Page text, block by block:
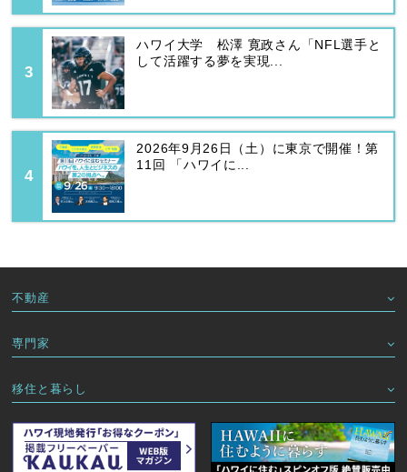
ハワイ大学 松澤 寛政さん「NFL選手と
して活躍する夢を実現...
2026年9月26日（土）に東京で開催！第
11回 「ハワイに...
不動産
専門家
移住と暮らし